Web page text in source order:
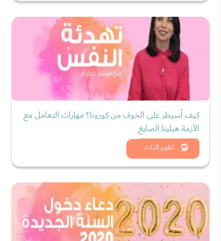
تطوير الذات
كيف أسيطر على الخوف من كورونا؟ مهارات التعامل مع
الأزمة هيلينا الصايغ
شاهد الان